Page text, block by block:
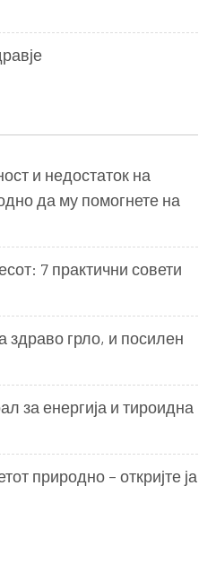
и недостаток на
да му помогнете на
7 практични совети
здраво грло, и посилен
за енергија и тироидна
природно – откријте ја